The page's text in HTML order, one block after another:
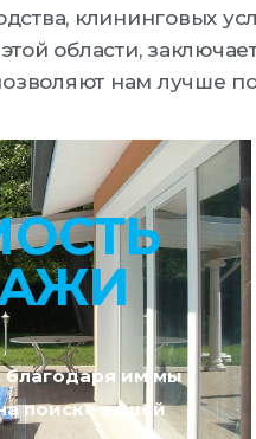
клининговых
области,
нам лучше
благодаря им мы
поиске вашей